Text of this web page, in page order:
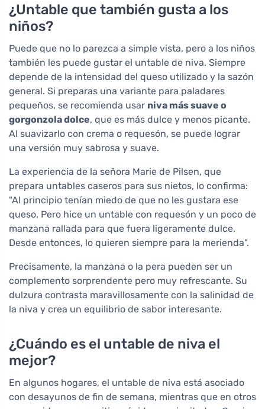
¿Untable que también gusta a los
niños?
Puede que no lo parezca a simple vista, pero a los niños
también les puede gustar el untable de niva. Siempre
depende de la intensidad del queso utilizado y la sazón
general. Si preparas una variante para paladares
pequeños, se recomienda usar niva más suave o
gorgonzola dolce, que es más dulce y menos picante.
Al suavizarlo con crema o requesón, se puede lograr
una versión muy sabrosa y suave.
La experiencia de la señora Marie de Pilsen, que
prepara untables caseros para sus nietos, lo confirma:
"Al principio tenían miedo de que no les gustara ese
queso. Pero hice un untable con requesón y un poco de
manzana rallada para que fuera ligeramente dulce.
Desde entonces, lo quieren siempre para la merienda".
Precisamente, la manzana o la pera pueden ser un
complemento sorprendente pero muy refrescante. Su
dulzura contrasta maravillosamente con la salinidad de
la niva y crea un equilibrio de sabor interesante.
¿Cuándo es el untable de niva el
mejor?
En algunos hogares, el untable de niva está asociado
con desayunos de fin de semana, mientras que en otros